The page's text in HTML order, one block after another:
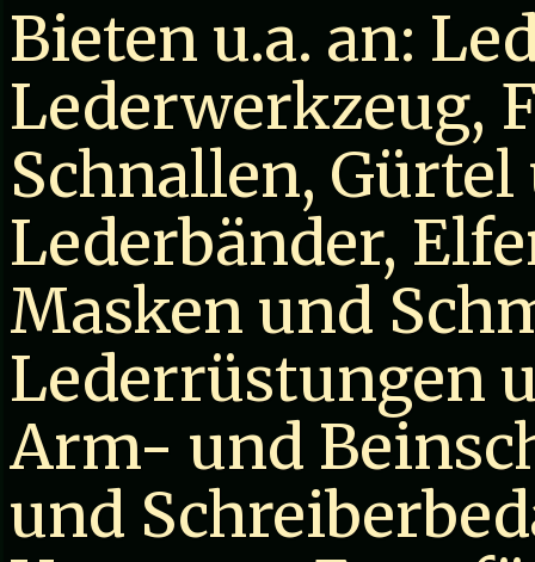
Bieten u.a. an:
Lederwerkzeug,
Schnallen,
Lederbänder,
Masken und
Lederrüstungen
Arm- und
und